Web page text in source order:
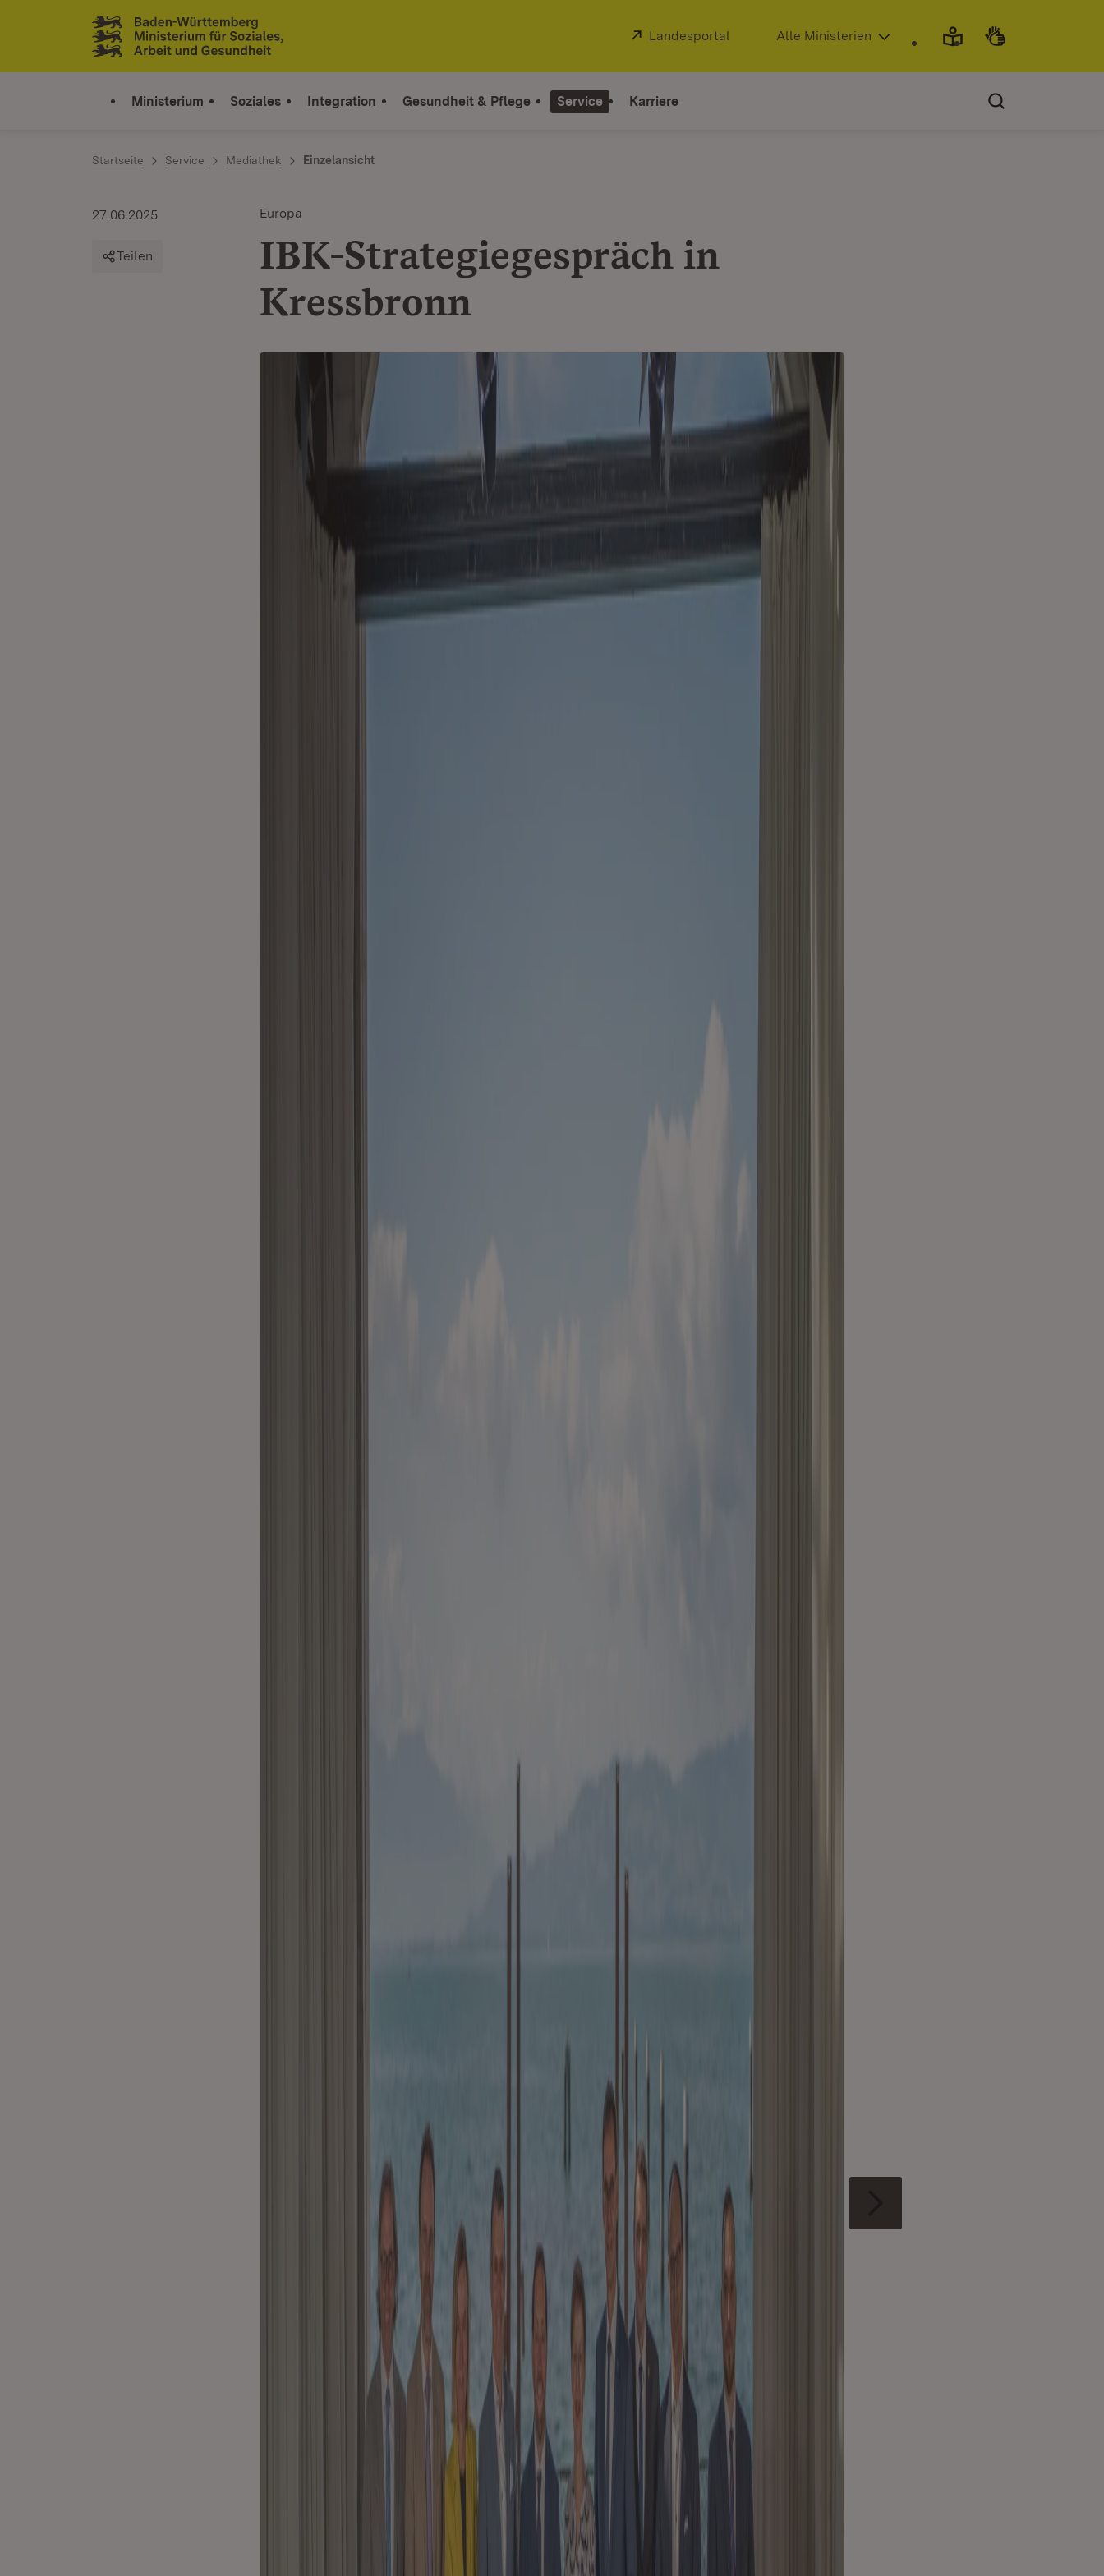
Zum Inhalt springen
Link zur Startseite
Extern:
Landesportal (Öffnet in neuem Fenster)
Alle Ministerien
Ministerium Soziales Integration Gesundheit & Pflege Service Karriere
Startseite Service Mediathek Einzelansicht
Europa
IBK-Strategiegespräch in
Kressbronn
27.06.2025
Teilen